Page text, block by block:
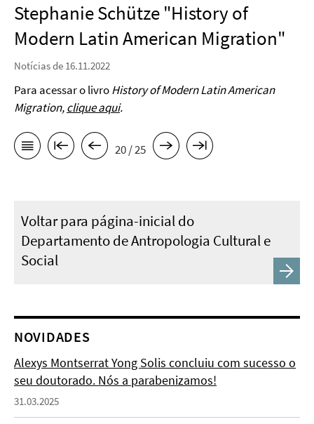
Stephanie Schütze "History of
Modern Latin American Migration"
Notícias de 16.11.2022
Para acessar o livroHistory of Modern Latin American
Migration,clique aqui.
20 / 25
Voltar para página-inicial do
Departamento de Antropologia Cultural e
Social
NOVIDADES
Alexys Montserrat Yong Solis concluiu com sucesso o
seu doutorado. Nós a parabenizamos!
31.03.2025